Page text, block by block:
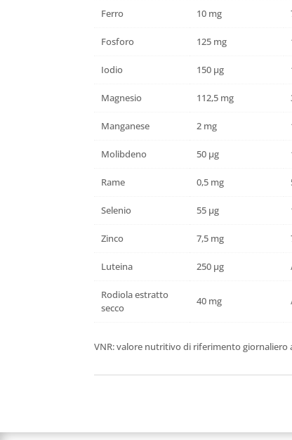
Ferro 10 mg
Fosforo 125 mg
Iodio 150 µg
Magnesio 112,5 mg
Manganese 2 mg
Molibdeno 50 µg
Rame 0,5 mg
Selenio 55 µg
Zinco 7,5 mg
Luteina 250 µg
Rodiola estratto
secco
40 mg
VNR: valore nutritivo di riferimento giornaliero